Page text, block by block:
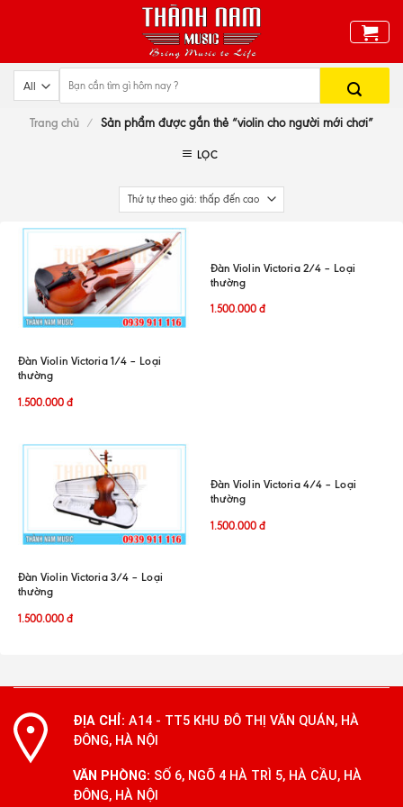
Trang chủ / Sản phẩm được gắn thẻ “violin cho người mới chơi”
LỌC
Đàn Violin Victoria 1/4 – Loại
thường
1.500.000 đ
Đàn Violin Victoria 2/4 – Loại
thường
1.500.000 đ
Đàn Violin Victoria 3/4 – Loại
thường
1.500.000 đ
Đàn Violin Victoria 4/4 – Loại
thường
1.500.000 đ
ĐỊA CHỈ: A14 - TT5 KHU ĐÔ THỊ VĂN QUÁN, HÀ
ĐÔNG, HÀ NỘI
VĂN PHÒNG: SỐ 6, NGÕ 4 HÀ TRÌ 5, HÀ CẦU, HÀ
ĐÔNG, HÀ NỘI